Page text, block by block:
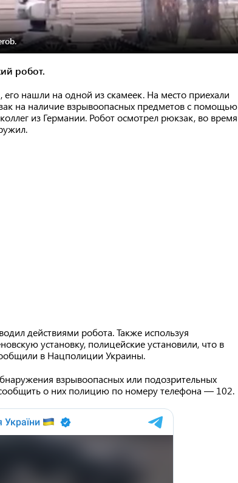
робот.
нашли на одной из скамеек. На место приехали
на наличие взрывоопасных предметов с помощью
из Германии. Робот осмотрел рюкзак, во время
действиями робота. Также используя
установку, полицейские установили, что в
в Нацполиции Украины.
взрывоопасных или подозрительных
о них полицию по номеру телефона — 102.